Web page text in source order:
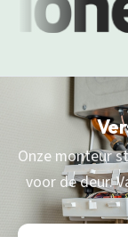
Onze monteur
voor de deur.